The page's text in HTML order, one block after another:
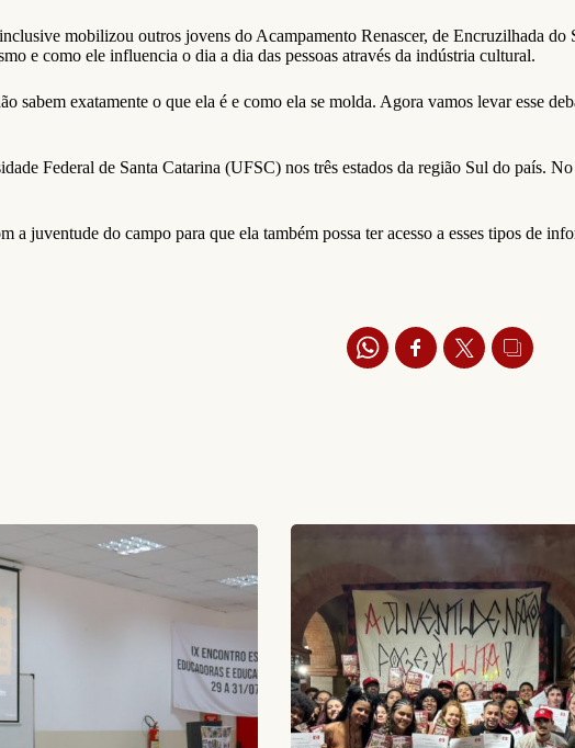
mobilizou outros jovens do Acampamento Renascer, de Encruzilhada
e como ele influencia o dia a dia das pessoas através da indústria cultural.
exatamente o que ela é e como ela se molda. Agora vamos levar esse
Federal de Santa Catarina (UFSC) nos três estados da região Sul do país.
juventude do campo para que ela também possa ter acesso a esses tipos de